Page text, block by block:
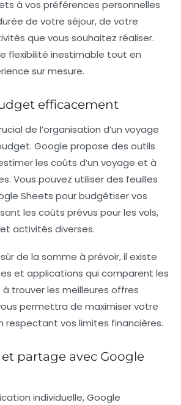
à vos préférences personnelles
de votre séjour, de votre
que vous souhaitez réaliser.
flexibilité inestimable tout en
sur mesure.
efficacement
de l’organisation d’un voyage
Google propose des outils
les coûts d’un voyage et à
Vous pouvez utiliser des feuilles
Sheets pour budgétiser vos
les coûts prévus pour les vols,
et activités diverses.
de la somme à prévoir, il existe
et applications qui comparent les
trouver les meilleures offres
permettra de maximiser votre
respectant vos limites financières.
partage avec Google
individuelle,Google